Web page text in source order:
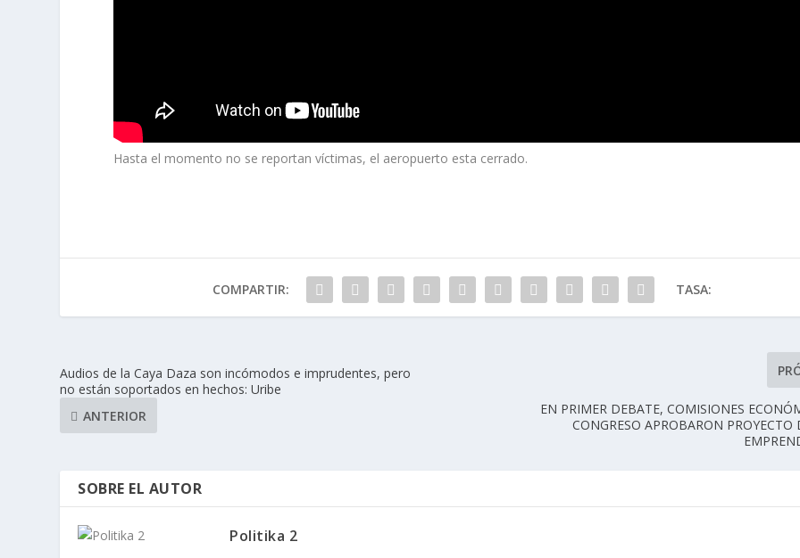
Hasta el momento no se reportan víctimas, el aeropuerto esta cerrado.
COMPARTIR: TASA:
Audios de la Caya Daza son incómodos e imprudentes, pero
no están soportados en hechos: Uribe
ANTERIOR
EN PRIMER DEBATE, COMISIONES
CONGRESO APROBARON PROYECTO
SOBRE EL AUTOR
Politika 2